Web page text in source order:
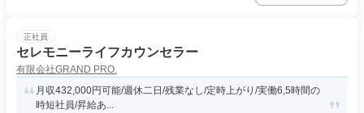
正社員
セレモニーライフカウンセラー
有限会社GRAND PRO.
月収432,000円可能/週休二日/残業なし/定時上がり/実働6,5時間の
時短社員/昇給あ...